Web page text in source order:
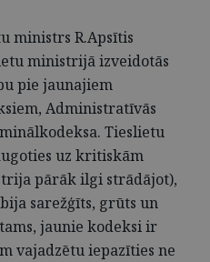
ministrs R.Apsītis
ministrijā izveidotās
pie jaunajiem
Administratīvās
Tieslietu
uz kritiskām
pārāk ilgi strādājot),
sarežģīts, grūts un
jaunie kodeksi ir
vajadzētu iepazīties ne